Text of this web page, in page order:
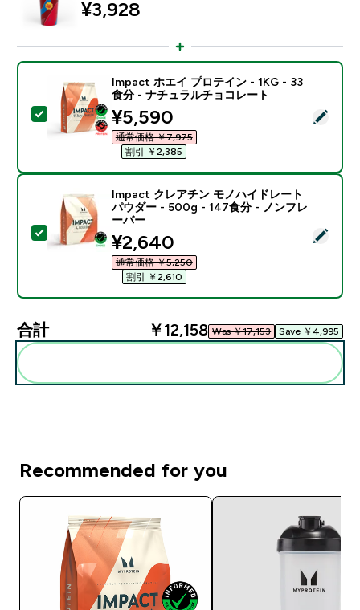
¥3,928‎
この商品を選択 - Impact ホエイ プロテイン - 1KG -
Impact ホエイ プロテイン - 1KG - 33
食分 - ナチュラルチョコレート
discounted price
¥5,590‎
通常価格 ￥7,975‎
割引 ￥2,385‎
この商品を選択 - Impact クレアチン モノハイドレ
Impact クレアチン モノハイドレート
パウダー - 500g - 147食分 - ノンフレ
ーバー
discounted price
¥2,640‎
通常価格 ￥5,250‎
割引 ￥2,610‎
合計 ￥12,158‎ Was ￥17,153‎ Save ￥4,995‎
Recommended for you